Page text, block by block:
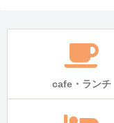
cafe・ランチ